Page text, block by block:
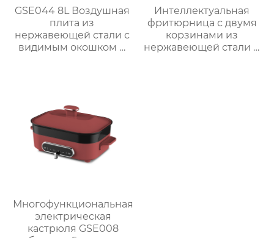
GSE044 8L Воздушная
плита из
нержавеющей стали с
видимым окошком и
Интеллектуальная
фритюрница с двумя
корзинами из
нержавеющей стали и
Многофункциональная
электрическая
кастрюля GSE008